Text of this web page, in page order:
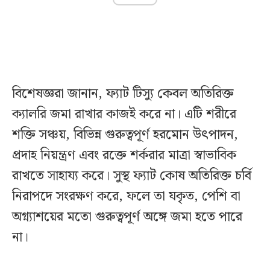
বিশেষজ্ঞরা জানান, ফ্যাট টিস্যু কেবল অতিরিক্ত
ক্যালরি জমা রাখার কাজই করে না। এটি শরীরে
শক্তি সঞ্চয়, বিভিন্ন গুরুত্বপূর্ণ হরমোন উৎপাদন,
প্রদাহ নিয়ন্ত্রণ এবং রক্তে শর্করার মাত্রা স্বাভাবিক
রাখতে সাহায্য করে। সুস্থ ফ্যাট কোষ অতিরিক্ত চর্বি
নিরাপদে সংরক্ষণ করে, ফলে তা যকৃত, পেশি বা
অগ্ন্যাশয়ের মতো গুরুত্বপূর্ণ অঙ্গে জমা হতে পারে
না।